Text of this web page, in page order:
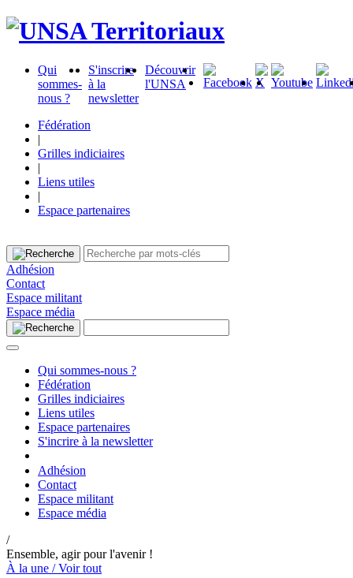
Qui
sommes-
nous ?
S'inscrire
à la
newsletter
Découvrir
l'UNSA
Fédération
|
Grilles indiciaires
|
Liens utiles
|
Espace partenaires
Adhésion
Contact
Espace militant
Espace média
Qui sommes-nous ?
Fédération
Grilles indiciaires
Liens utiles
Espace partenaires
S'incrire à la newsletter
Adhésion
Contact
Espace militant
Espace média
/
Ensemble, agir pour l'avenir !
À la une /Voir tout